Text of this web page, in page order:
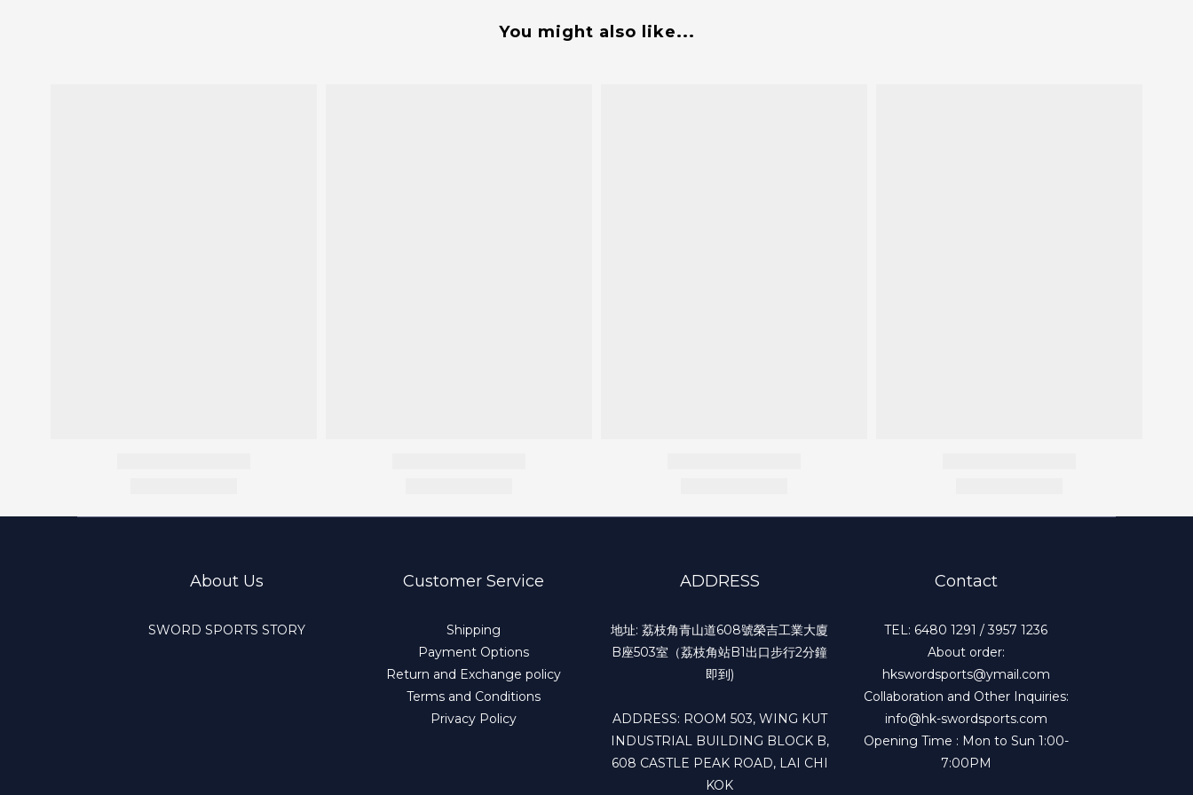
You might also like...
About Us
SWORD SPORTS STORY
Customer Service
Shipping
Payment Options
Return and Exchange policy
Terms and Conditions
Privacy Policy
ADDRESS
地址: 荔枝角青山道608號榮吉工業大廈
B座503室（荔枝角站B1出口步行2分鐘
即到)
ADDRESS: ROOM 503, WING KUT
INDUSTRIAL BUILDING BLOCK B,
608 CASTLE PEAK ROAD, LAI CHI
KOK
Contact
TEL: 6480 1291 / 3957 1236
About order:
hkswordsports@ymail.com
Collaboration and Other Inquiries:
info@hk-swordsports.com
Opening Time : Mon to Sun 1:00-
7:00PM